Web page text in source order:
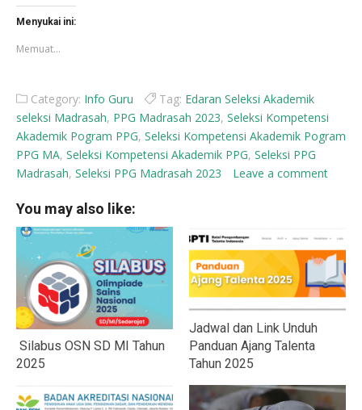
Facebook(Membuka
di
jendela
baru)
Menyukai ini:
Memuat...
Category: Info Guru Tag: Edaran Seleksi Akademik
seleksi Madrasah, PPG Madrasah 2023, Seleksi Kompetensi
Akademik Pogram PPG, Seleksi Kompetensi Akademik Pogram
PPG MA, Seleksi Kompetensi Akademik PPG, Seleksi PPG
Madrasah, Seleksi PPG Madrasah 2023 Leave a comment
You may also like:
Silabus OSN SD MI Tahun
2025
Jadwal dan Link Unduh
Panduan Ajang Talenta
Tahun 2025